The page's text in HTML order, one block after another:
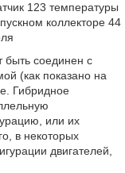
123 температуры
коллекторе 44
быть соединен с
(как показано на
Гибридное
или их
в некоторых
двигателей,